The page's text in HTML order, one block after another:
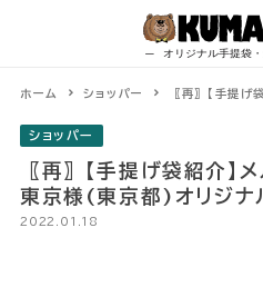
ホーム ショッパー 〖再〗【手提
ショッパー
〖再〗【手提げ袋紹介】
東京様(東京都)オリジナ
2022.01.18